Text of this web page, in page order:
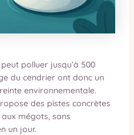
polluer jusqu’à 500
du cendrier ont donc un
environnementale.
des pistes concrètes
mégots, sans
un jour.